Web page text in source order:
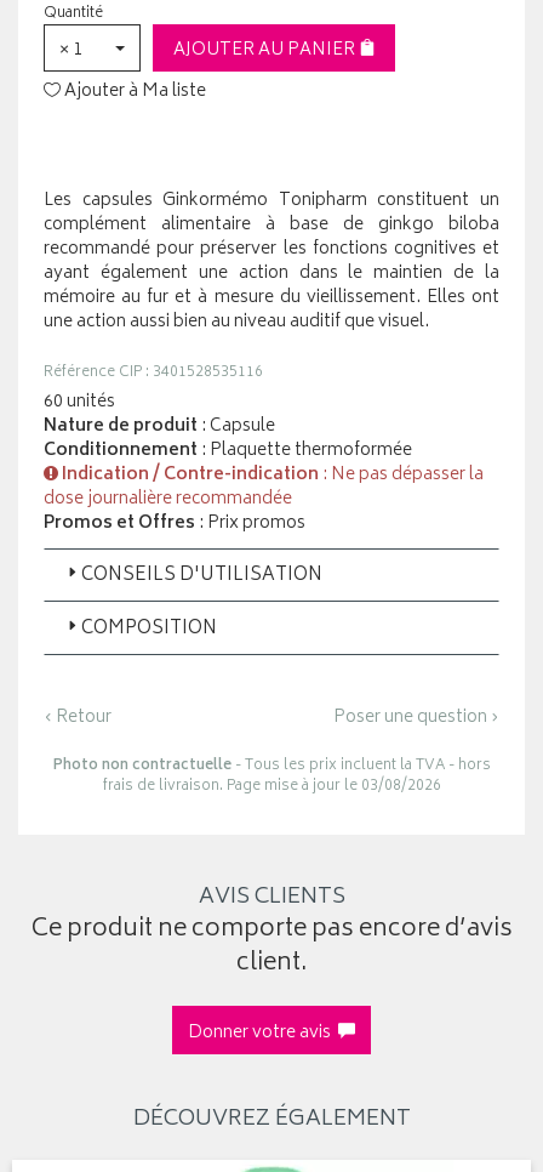
Quantité
× 1
AJOUTER AU PANIER
Ajouter à Ma liste
Les capsules Ginkormémo Tonipharm constituent un
complément alimentaire à base de ginkgo biloba
recommandé pour préserver les fonctions cognitives et
ayant également une action dans le maintien de la
mémoire au fur et à mesure du vieillissement. Elles ont
une action aussi bien au niveau auditif que visuel.
Référence CIP : 3401528535116
60 unités
Nature de produit : Capsule
Conditionnement : Plaquette thermoformée
Indication / Contre-indication : Ne pas dépasser la
dose journalière recommandée
Promos et Offres : Prix promos
CONSEILS D'UTILISATION
COMPOSITION
‹ Retour Poser une question ›
Photo non contractuelle- Tous les prix incluent la TVA - hors
frais de livraison. Page mise à jour le 03/08/2026
AVIS CLIENTS
Ce produit ne comporte pas encore d’avis
client.
Donner votre avis
DÉCOUVREZ ÉGALEMENT